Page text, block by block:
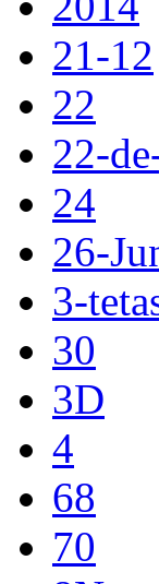
21-12
22
22-
24
26-
3-
30
3D
4
68
70